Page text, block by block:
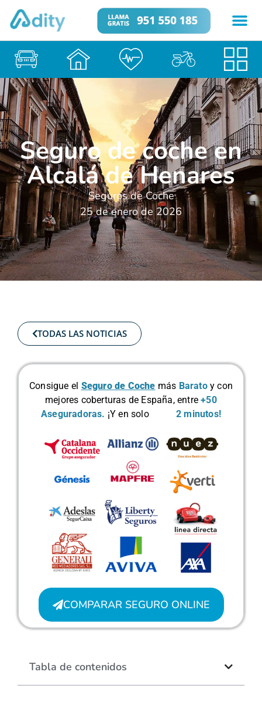
Seguro de coche en
Alcalá de Henares
Seguros de Coche
25 de enero de 2026
TODAS LAS NOTICIAS
Consigue el Seguro de Coche más Baratoy con
mejores coberturas de España, entre+50
Aseguradoras. ¡Y en solo 2 minutos!
COMPARAR SEGURO ONLINE
Tabla de contenidos